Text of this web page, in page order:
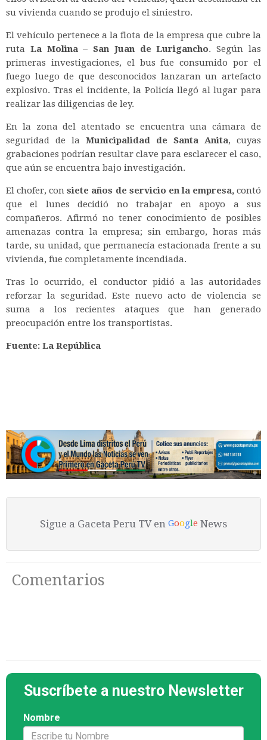
su vivienda cuando se produjo el siniestro.
El vehículo pertenece a la flota de la empresa que cubre la
ruta La Molina – San Juan de Lurigancho. Según las
primeras investigaciones, el bus fue consumido por el
fuego luego de que desconocidos lanzaran un artefacto
explosivo. Tras el incidente, la Policía llegó al lugar para
realizar las diligencias de ley.
En la zona del atentado se encuentra una cámara de
seguridad de la Municipalidad de Santa Anita, cuyas
grabaciones podrían resultar clave para esclarecer el caso,
que aún se encuentra bajo investigación.
El chofer, con siete años de servicio en la empresa,contó
que el lunes decidió no trabajar en apoyo a sus
compañeros. Afirmó no tener conocimiento de posibles
amenazas contra la empresa; sin embargo, horas más
tarde, su unidad, que permanecía estacionada frente a su
vivienda, fue completamente incendiada.
Tras lo ocurrido, el conductor pidió a las autoridades
reforzar la seguridad. Este nuevo acto de violencia se
suma a los recientes ataques que han generado
preocupación entre los transportistas.
Fuente: La República
Sigue a Gaceta Peru TV en Google News
Comentarios
Suscríbete a nuestro Newsletter
Nombre